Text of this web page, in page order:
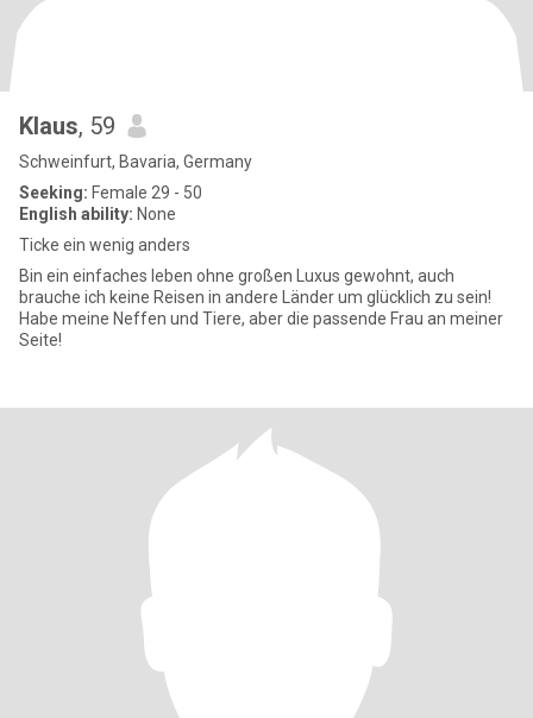
Klaus, 59
Schweinfurt, Bavaria, Germany
Seeking: Female 29 - 50
English ability: None
Ticke ein wenig anders
Bin ein einfaches leben ohne großen Luxus gewohnt, auch
brauche ich keine Reisen in andere Länder um glücklich zu sein!
Habe meine Neffen und Tiere, aber die passende Frau an meiner
Seite!